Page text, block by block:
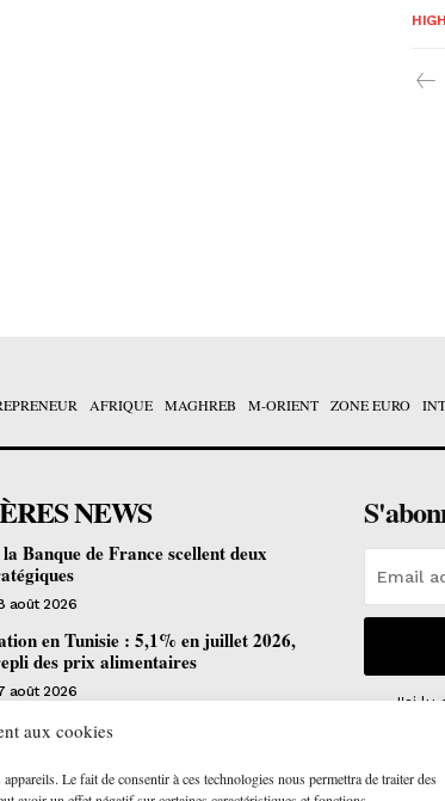
aux cookies
Le fait de consentir à ces technologies nous permettra de traiter des
AFRIQUE MAGHREB M-ORIENT ZONE EURO
NEWS
Banque de France scellent deux
août 2026
en Tunisie : 5,1% en juillet 2026,
des prix alimentaires
août 2026
gratuite en fibre optique ouvre ses
6 août 2026
J'ai lu